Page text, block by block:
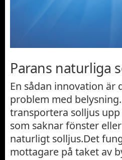
Parans naturliga
En sådan innovation är
problem med
transportera solljus
som saknar fönster
naturligt solljus.Det
mottagare på taket av